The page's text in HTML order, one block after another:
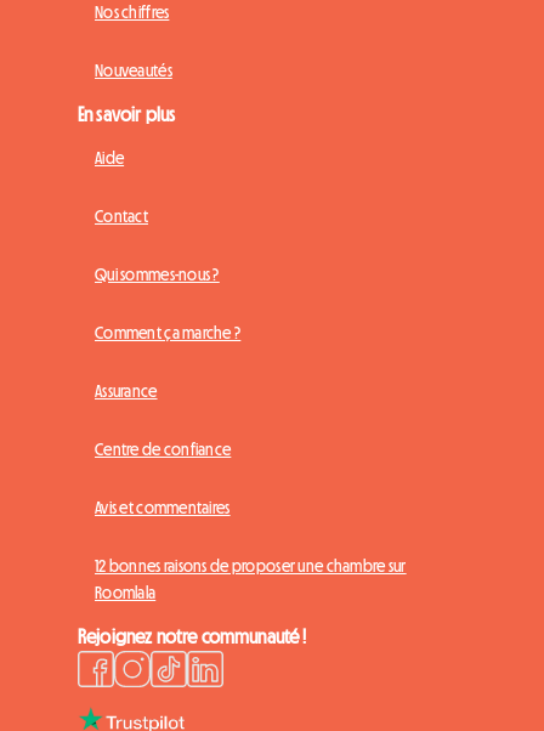
Nos chiffres
Nouveautés
En savoir plus
Aide
Contact
Qui sommes-nous ?
Comment ça marche ?
Assurance
Centre de confiance
Avis et commentaires
12 bonnes raisons de proposer une chambre sur
Roomlala
Rejoignez notre communauté !